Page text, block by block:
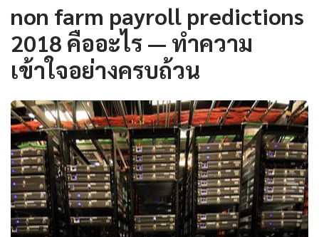
non farm payroll predictions
2018 คืออะไร — ทำความ
เข้าใจอย่างครบถ้วน